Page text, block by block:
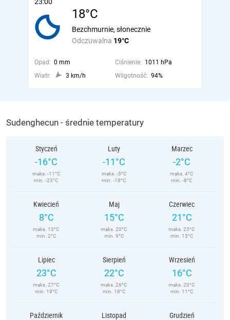
18°C
Odczuwalna 19°C
Bezchmurnie, słonecznie
Opad: 0 mm Ciśnienie: 1011 hPa
Wiatr:
3 km/h Wilgotność: 94%
Sudenghecun - średnie temperatury
Styczeń
-16°C
maks. -11°C
min. -23°C
Luty
-11°C
maks. -5°C
min. -18°C
Marzec
-2°C
maks. 4°C
min. -8°C
Kwiecień
8°C
maks. 13°C
min. 2°C
Maj
15°C
maks. 20°C
min. 9°C
Czerwiec
21°C
maks. 25°C
min. 15°C
Lipiec
23°C
maks. 27°C
min. 19°C
Sierpień
22°C
maks. 26°C
min. 18°C
Wrzesień
16°C
maks. 20°C
min. 11°C
Październik Listopad Grudzień